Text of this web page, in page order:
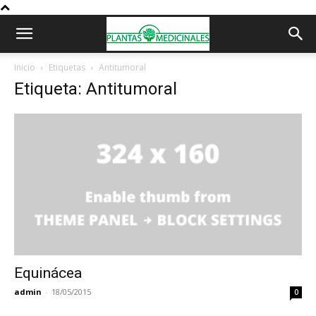
Inicio Etiquetas Antitumoral
Etiqueta: Antitumoral
Equinácea
admin - 18/05/2015 0